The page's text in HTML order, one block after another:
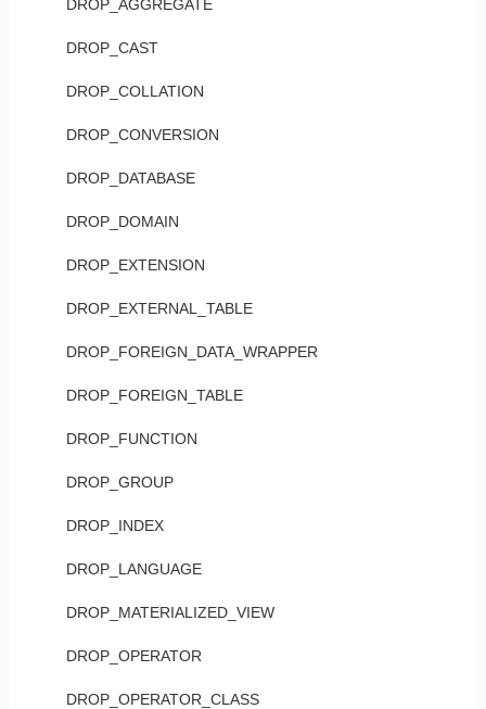
DROP_AGGREGATE
DROP_CAST
DROP_COLLATION
DROP_CONVERSION
DROP_DATABASE
DROP_DOMAIN
DROP_EXTENSION
DROP_EXTERNAL_TABLE
DROP_FOREIGN_DATA_WRAPPER
DROP_FOREIGN_TABLE
DROP_FUNCTION
DROP_GROUP
DROP_INDEX
DROP_LANGUAGE
DROP_MATERIALIZED_VIEW
DROP_OPERATOR
DROP_OPERATOR_CLASS